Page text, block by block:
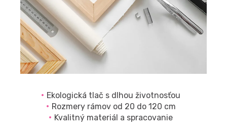
Ekologická tlač s dlhou životnosťou
Rozmery rámov od 20 do 120 cm
Kvalitný materiál a spracovanie